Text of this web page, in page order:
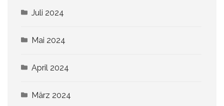
Juli 2024
Mai 2024
April 2024
März 2024